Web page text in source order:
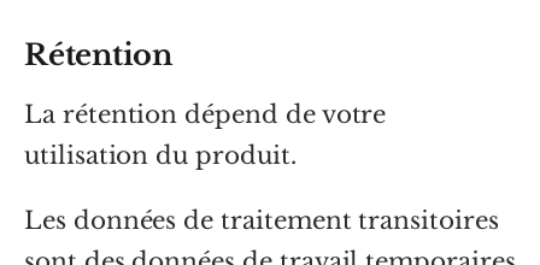
Rétention
La rétention dépend de votre
utilisation du produit.
Les données de traitement transitoires